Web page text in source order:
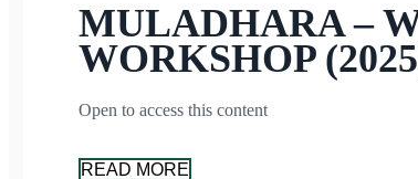
MULADHARA –
WORKSHOP
Open to access this content
READ MORE